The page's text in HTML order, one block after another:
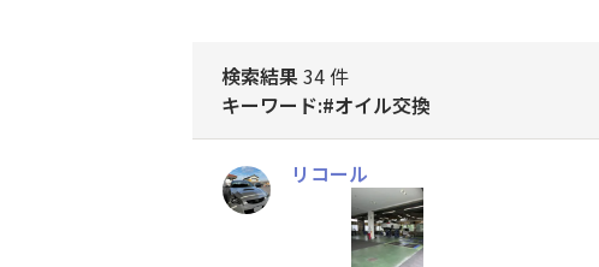
検索結果34 件
キーワード:#オイル交換
リコール